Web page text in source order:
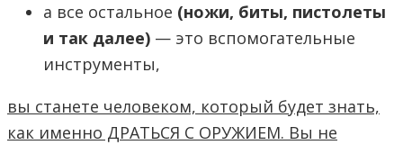
а все остальное (ножи, биты, пистолеты
и так далее) — это вспомогательные
инструменты,
вы станете человеком, который будет знать,
как именно ДРАТЬСЯ С ОРУЖИЕМ. Вы не